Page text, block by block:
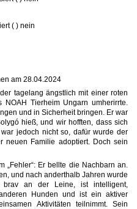
( ) nein
am 28.04.2024
tagelang ängstlich mit einer roten
Tierheim Ungarn umherirrte.
und in Sicherheit bringen. Er war
hieß, und wir hofften, dass sich
jedoch nicht so, dafür wurde der
neuen Familie adoptiert. Doch sein
„Fehler“: Er bellte die Nachbarn an.
und nach anderthalb Jahren wurde
brav an der Leine, ist intelligent,
Hunden und ist ein aktiver
Aktivitäten teilnimmt. Sein